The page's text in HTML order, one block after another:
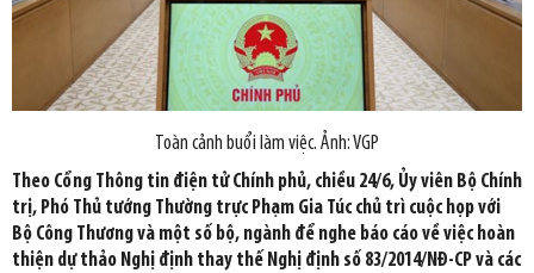
Toàn cảnh buổi làm việc. Ảnh: VGP
Theo Cổng Thông tin điện tử Chính phủ, chiều 24/6, Ủy viên Bộ Chính
trị, Phó Thủ tướng Thường trực Phạm Gia Túc chủ trì cuộc họp với
Bộ Công Thương và một số bộ, ngành để nghe báo cáo về việc hoàn
thiện dự thảo Nghị định thay thế Nghị định số 83/2014/NĐ-CP và các